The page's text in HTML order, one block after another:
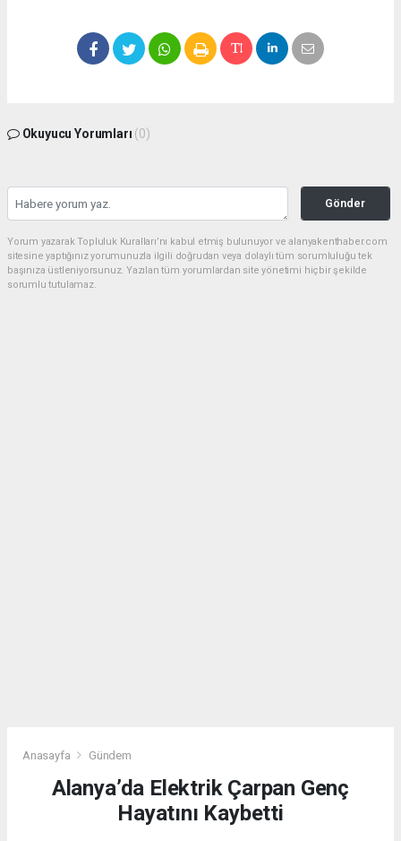
Okuyucu Yorumları (0)
Gönder
Yorum yazarak Topluluk Kuralları’nı kabul etmiş bulunuyor ve alanyakenthaber.com
sitesine yaptığınız yorumunuzla ilgili doğrudan veya dolaylı tüm sorumluluğu tek
başınıza üstleniyorsunuz. Yazılan tüm yorumlardan site yönetimi hiçbir şekilde
sorumlu tutulamaz.
Anasayfa Gündem
Alanya’da Elektrik Çarpan Genç
Hayatını Kaybetti